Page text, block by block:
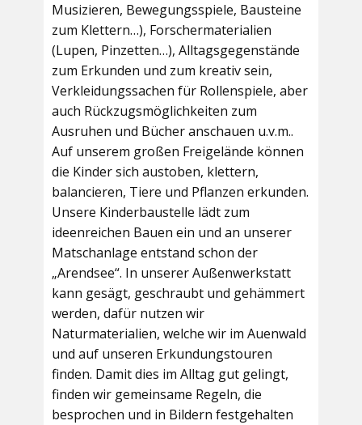
Musizieren, Bewegungsspiele, Bausteine
zum Klettern…), Forschermaterialien
(Lupen, Pinzetten…), Alltagsgegenstände
zum Erkunden und zum kreativ sein,
Verkleidungssachen für Rollenspiele, aber
auch Rückzugsmöglichkeiten zum
Ausruhen und Bücher anschauen u.v.m..
Auf unserem großen Freigelände können
die Kinder sich austoben, klettern,
balancieren, Tiere und Pflanzen erkunden.
Unsere Kinderbaustelle lädt zum
ideenreichen Bauen ein und an unserer
Matschanlage entstand schon der
„Arendsee“. In unserer Außenwerkstatt
kann gesägt, geschraubt und gehämmert
werden, dafür nutzen wir
Naturmaterialien, welche wir im Auenwald
und auf unseren Erkundungstouren
finden. Damit dies im Alltag gut gelingt,
finden wir gemeinsame Regeln, die
besprochen und in Bildern festgehalten